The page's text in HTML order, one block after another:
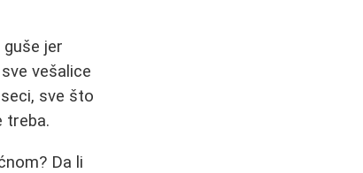
jer
vešalice
sve što
treba.
Da li